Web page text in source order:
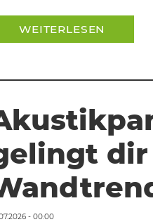
WEITERLESEN
dir
- 00:00